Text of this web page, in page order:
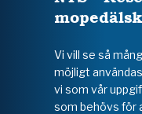
Vi vill se så
möjligt
vi som vår
som behövs för